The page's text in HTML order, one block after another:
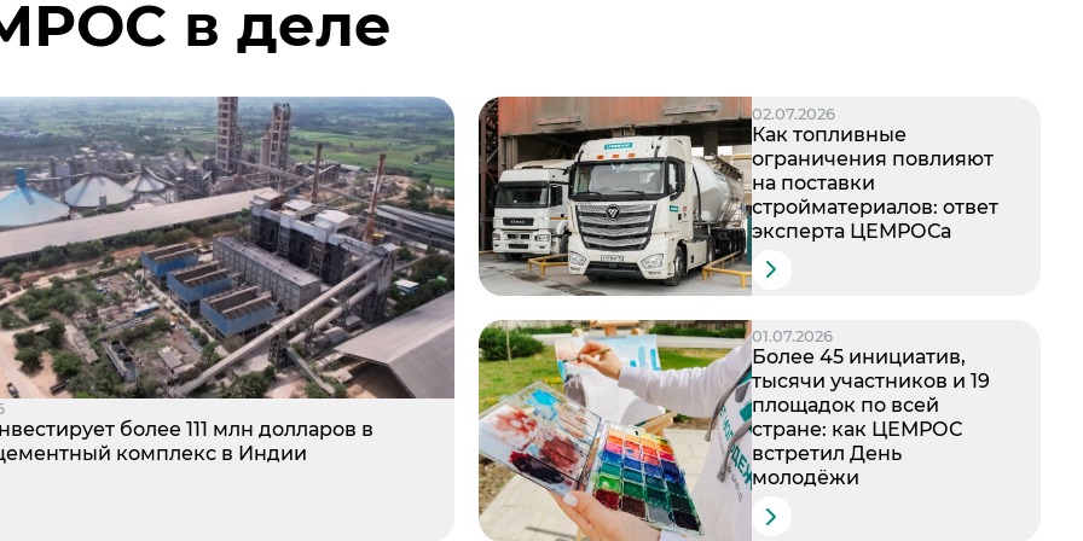
в деле
более 111 млн долларов в
комплекс в Индии
02.07.2026
Как топливные
ограничения повлияют
на поставки
стройматериалов: ответ
эксперта ЦЕМРОСа
01.07.2026
Более 45 инициатив,
тысячи участников и 19
площадок по всей
стране: как ЦЕМРОС
встретил День
молодёжи